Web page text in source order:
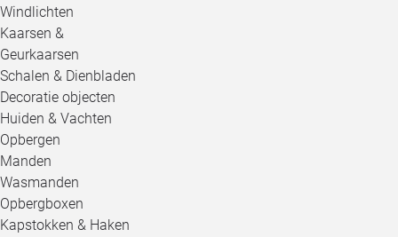
Windlichten
Kaarsen &
Geurkaarsen
Schalen & Dienbladen
Decoratie objecten
Huiden & Vachten
Opbergen
Manden
Wasmanden
Opbergboxen
Kapstokken & Haken